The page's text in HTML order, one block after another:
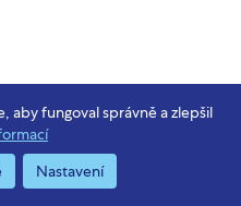
aby fungoval správně a zlepšil
Nastavení